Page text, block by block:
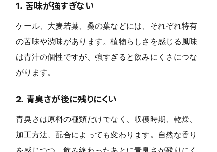
1．苦味が強すぎない
ケール、大麦若葉、桑の葉などには、それぞれ特有
の苦味や渋味があります。植物らしさを感じる風味
は青汁の個性ですが、強すぎると飲みにくさにつな
がります。
2．青臭さが後に残りにくい
青臭さは原料の種類だけでなく、収穫時期、乾燥、
加工方法、配合によっても変わります。自然な香り
を感じつつ、飲み終わったあとに青臭さが残りにく